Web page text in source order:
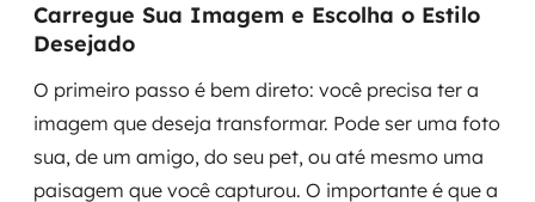
Carregue Sua Imagem e Escolha o Estilo
Desejado
O primeiro passo é bem direto: você precisa ter a
imagem que deseja transformar. Pode ser uma foto
sua, de um amigo, do seu pet, ou até mesmo uma
paisagem que você capturou. O importante é que a